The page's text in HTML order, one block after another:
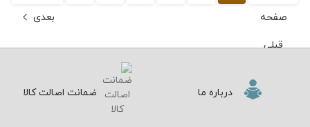
صفحه
قبلی
بعدی
درباره ما ضمانت اصالت کالا